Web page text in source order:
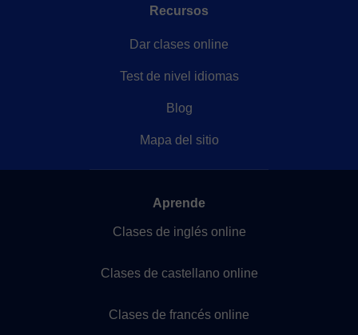
Recursos
Dar clases online
Test de nivel idiomas
Blog
Mapa del sitio
Aprende
Clases de inglés online
Clases de castellano online
Clases de francés online